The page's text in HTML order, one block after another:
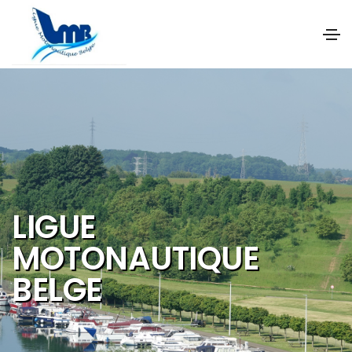
NOS OBJECTIFS SONT
DE PROMOUVOIR ET DE
DEVELOPPER :
Les activités et
sports nautiques
Le tourisme de
qualité